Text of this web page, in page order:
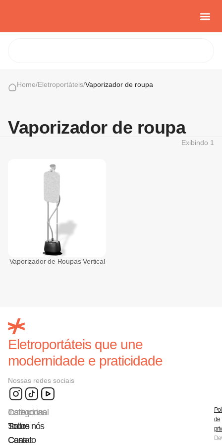
Home/Eletroportáteis/Vaporizador de roupa
Vaporizador de roupa
Exibindo 1
Vaporizador de Roupas Vertical
Eletroportáteis que une
modernidade e praticidade
Nossas redes sociais
Categorias
Todos
Casa
Institucional
Sobre nós
Contato
de